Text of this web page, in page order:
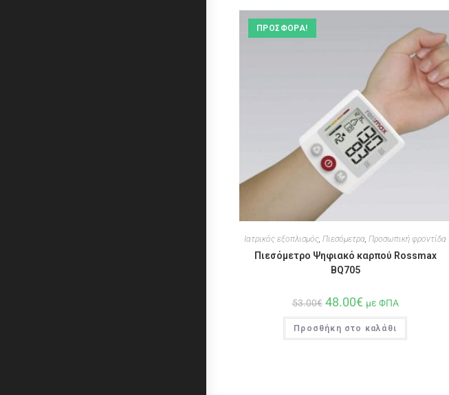
ΠΡΟΣΦΟΡΆ!
Ιατρικός εξοπλισμός,Πιεσόμετρα,Προσωπική φροντίδα
Πιεσόμετρο Ψηφιακό καρπού Rossmax
BQ705
53.00€ 48.00€ με ΦΠΑ
Προσθήκη στο καλάθι